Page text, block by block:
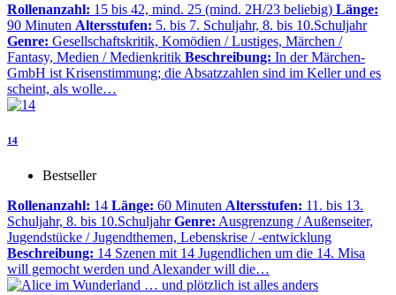
Rollenanzahl: 15 bis 42, mind. 25 (mind. 2H/23 beliebig) Länge:
90 Minuten Altersstufen: 5. bis 7. Schuljahr, 8. bis 10.Schuljahr
Genre: Gesellschaftskritik, Komödien / Lustiges, Märchen /
Fantasy, Medien / Medienkritik Beschreibung: In der Märchen-
GmbH ist Krisenstimmung; die Absatzzahlen sind im Keller und es
scheint, als wolle…
14
Bestseller
Rollenanzahl: 14 Länge: 60 Minuten Altersstufen: 11. bis 13.
Schuljahr, 8. bis 10.Schuljahr Genre: Ausgrenzung / Außenseiter,
Jugendstücke / Jugendthemen, Lebenskrise / -entwicklung
Beschreibung: 14 Szenen mit 14 Jugendlichen um die 14. Misa
will gemocht werden und Alexander will die…